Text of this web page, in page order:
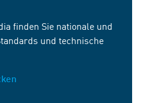
finden Sie nationale und
und technische